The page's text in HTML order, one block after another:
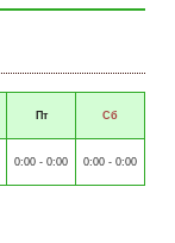
Пт Сб
0:00 - 0:00 0:00 - 0:00